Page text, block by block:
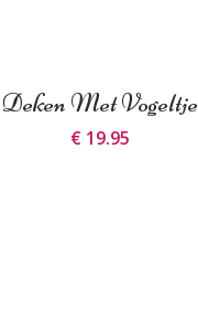
Deken Met Vogeltje
€ 19.95